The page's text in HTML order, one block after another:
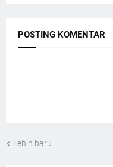
POSTING KOMENTAR
Lebih baru